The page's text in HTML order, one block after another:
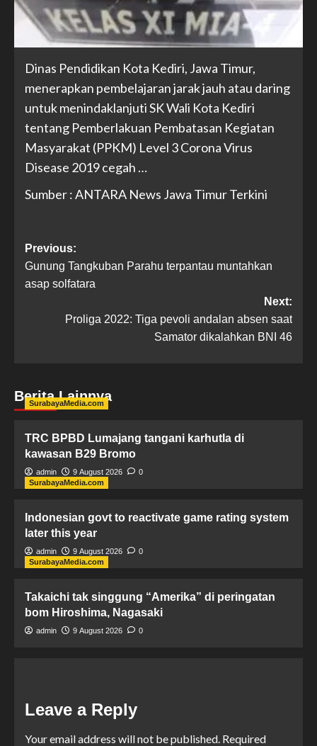
Dinas Pendidikan Kota Kediri, Jawa Timur,
menerapkan pembelajaran jarak jauh atau daring
untuk menindaklanjuti SK Wali Kota Kediri
tentang Pemberlakuan Pembatasan Kegiatan
Masyarakat (PPKM) Level 3 Corona Virus
Disease 2019 cegah …
Sumber : ANTARA News Jawa Timur Terkini
Previous:
Gunung Tangkuban Parahu terpantau muntahkan
asap solfatara
Next:
Proliga 2022: Tiga pevoli andalan absen saat
Samator dikalahkan BNI 46
Berita Lainnya
SurabayaMedia.com
TRC BPBD Lumajang tangani karhutla di
kawasan B29 Bromo
admin 9 August 2026
0
SurabayaMedia.com
Indonesian govt to reactivate game rating system
later this year
admin 9 August 2026
0
SurabayaMedia.com
Takaichi tak singgung “Amerika” di peringatan
bom Hiroshima, Nagasaki
admin 9 August 2026 0
Leave a Reply
Your email address will not be published. Required